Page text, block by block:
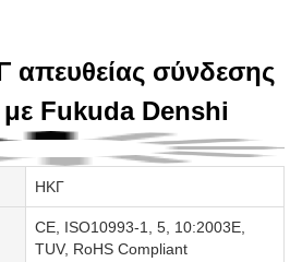
σύνδεσης
Fukuda Denshi
ΗΚΓ
CE, ISO10993-1, 5, 10:2003E,
TUV, RoHS Compliant